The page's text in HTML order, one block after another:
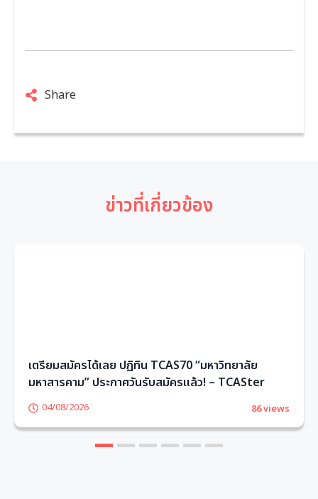
Share
ข่าวที่เกี่ยวข้อง
เตรียมสมัครได้เลย ปฏิทิน TCAS70 “มหาวิทยาลัย
มหาสารคาม” ประกาศวันรับสมัครแล้ว! – TCASter
04/08/2026 86 views
3 4 5 6